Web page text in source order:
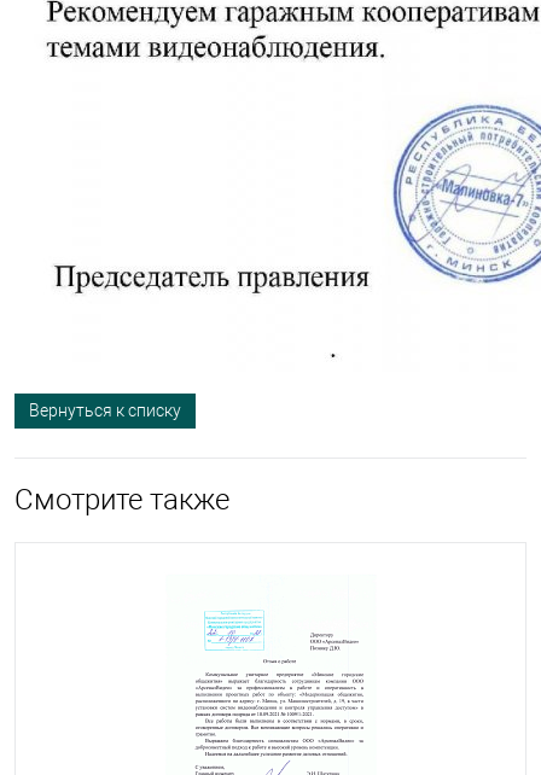
Вернуться к списку
Смотрите также